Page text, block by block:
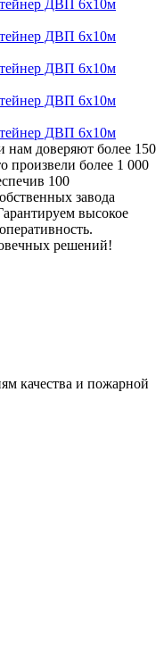
ДВП 6х10м
ДВП 6х10м
ДВП 6х10м
ДВП 6х10м
ДВП 6х10м
нам доверяют более 150
произвели более 1 000
100
завода
высокое
решений!
качества и пожарной